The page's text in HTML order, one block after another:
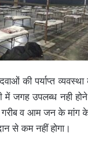
की पर्याप्त
में जगह उपलब्ध नही
गरीब व आम जन के
से कम नहीं होगा।